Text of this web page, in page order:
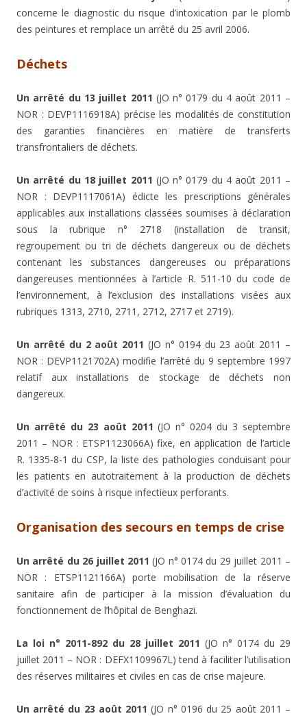
concerne le diagnostic du risque d’intoxication par le plomb
des peintures et remplace un arrêté du 25 avril 2006.
Déchets
Un arrêté du 13 juillet 2011 (JO n° 0179 du 4 août 2011 –
NOR : DEVP1116918A) précise les modalités de constitution
des garanties financières en matière de transferts
transfrontaliers de déchets.
Un arrêté du 18 juillet 2011 (JO n° 0179 du 4 août 2011 –
NOR : DEVP1117061A) édicte les prescriptions générales
applicables aux installations classées soumises à déclaration
sous la rubrique n° 2718 (installation de transit,
regroupement ou tri de déchets dangereux ou de déchets
contenant les substances dangereuses ou préparations
dangereuses mentionnées à l’article R. 511-10 du code de
l’environnement, à l’exclusion des installations visées aux
rubriques 1313, 2710, 2711, 2712, 2717 et 2719).
Un arrêté du 2 août 2011 (JO n° 0194 du 23 août 2011 –
NOR : DEVP1121702A) modifie l’arrêté du 9 septembre 1997
relatif aux installations de stockage de déchets non
dangereux.
Un arrêté du 23 août 2011 (JO n° 0204 du 3 septembre
2011 – NOR : ETSP1123066A) fixe, en application de l’article
R. 1335-8-1 du CSP, la liste des pathologies conduisant pour
les patients en autotraitement à la production de déchets
d’activité de soins à risque infectieux perforants.
Organisation des secours en temps de crise
Un arrêté du 26 juillet 2011 (JO n° 0174 du 29 juillet 2011 –
NOR : ETSP1121166A) porte mobilisation de la réserve
sanitaire afin de participer à la mission d’évaluation du
fonctionnement de l’hôpital de Benghazi.
La loi n° 2011-892 du 28 juillet 2011 (JO n° 0174 du 29
juillet 2011 – NOR : DEFX1109967L) tend à faciliter l’utilisation
des réserves militaires et civiles en cas de crise majeure.
Un arrêté du 23 août 2011 (JO n° 0196 du 25 août 2011 –